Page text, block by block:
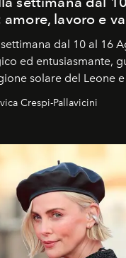
lavoro e
dal 10 al 16
ed entusiasmante,
solare del Leone
nuova in Leone del
delle Perseidi.
Crespi-Pallavicini